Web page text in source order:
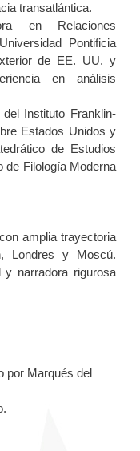
transatlántica.
en Relaciones
Pontificia
de EE. UU. y
en análisis
Instituto Franklin-
Estados Unidos y
de Estudios
de Filología Moderna
amplia trayectoria
Londres y Moscú.
y narradora rigurosa
por Marqués del